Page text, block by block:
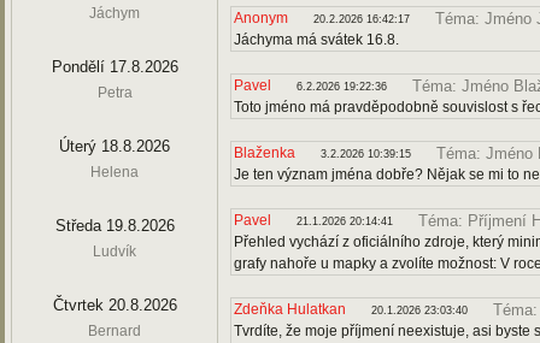
Jáchym
Pondělí 17.8.2026
Petra
Úterý 18.8.2026
Helena
Středa 19.8.2026
Ludvík
Čtvrtek 20.8.2026
Bernard
Anonym 20.2.2026 16:42:17 Téma: Jméno
Jáchyma má svátek 16.8.
Pavel 6.2.2026 19:22:36 Téma: Jméno
Toto jméno má pravděpodobně souvislost s
Blaženka 3.2.2026 10:39:15 Téma: Jméno
Je ten význam jména dobře? Nějak se mi to
Pavel 21.1.2026 20:14:41 Téma: Příjmení
Přehled vychází z oficiálního zdroje, který
grafy nahoře u mapky a zvolíte možnost: V
Zdeňka Hulatkan 20.1.2026 23:03:40
Tvrdíte, že moje příjmení neexistuje, asi byste